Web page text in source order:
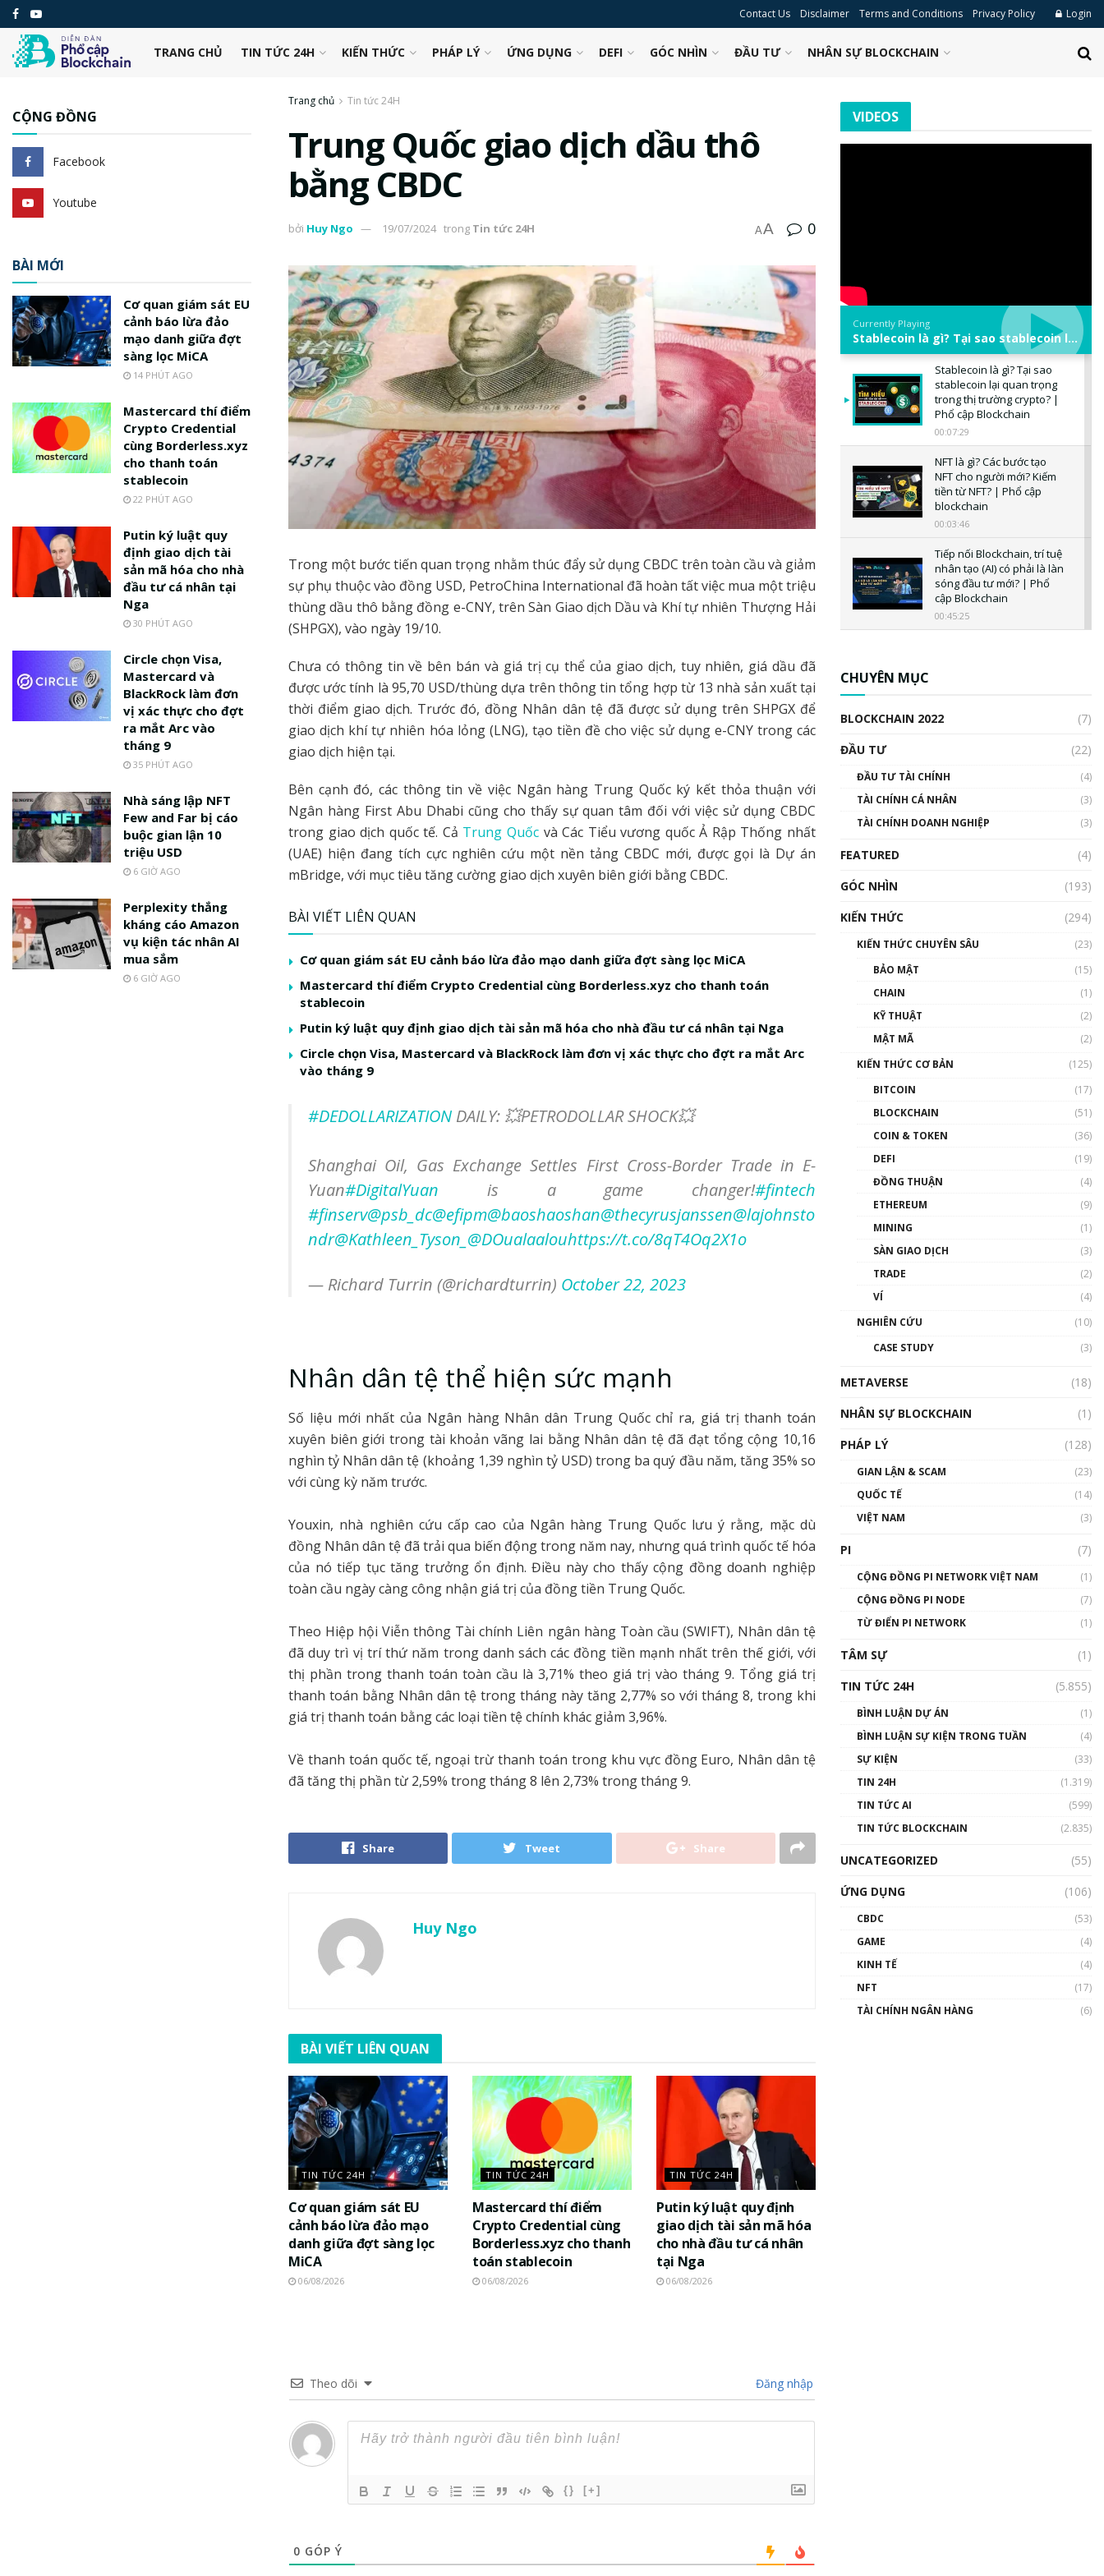
Contact Us Disclaimer Terms and Conditions Privacy Policy Login
TRANG CHỦ TIN TỨC 24H KIẾN THỨC PHÁP LÝ ỨNG DỤNG DEFI GÓC NHÌN ĐẦU TƯ NHÂN SỰ BLOCKCHAIN
Trang chủ Tin tức 24H
Trung Quốc giao dịch dầu thô
bằng CBDC
bởi Huy Ngo 19/07/2024 trong Tin tức 24H AA 0
Trong một bước tiến quan trọng nhằm thúc đẩy sử dụng CBDC trên toàn cầu và giảm
sự phụ thuộc vào đồng USD, PetroChina International đã hoàn tất việc mua một triệu
thùng dầu thô bằng đồng e-CNY, trên Sàn Giao dịch Dầu và Khí tự nhiên Thượng Hải
(SHPGX), vào ngày 19/10.
Chưa có thông tin về bên bán và giá trị cụ thể của giao dịch, tuy nhiên, giá dầu đã
được ước tính là 95,70 USD/thùng dựa trên thông tin tổng hợp từ 13 nhà sản xuất tại
thời điểm giao dịch. Trước đó, đồng Nhân dân tệ đã được sử dụng trên SHPGX để
giao dịch khí tự nhiên hóa lỏng (LNG), tạo tiền đề cho việc sử dụng e-CNY trong các
giao dịch hiện tại.
Bên cạnh đó, các thông tin về việc Ngân hàng Trung Quốc ký kết thỏa thuận với
Ngân hàng First Abu Dhabi cũng cho thấy sự quan tâm đối với việc sử dụng CBDC
trong giao dịch quốc tế. Cả Trung Quốcvà Các Tiểu vương quốc Ả Rập Thống nhất
(UAE) hiện đang tích cực nghiên cứu một nền tảng CBDC mới, được gọi là Dự án
mBridge, với mục tiêu tăng cường giao dịch xuyên biên giới bằng CBDC.
BÀI VIẾT LIÊN QUAN
Cơ quan giám sát EU cảnh báo lừa đảo mạo danh giữa đợt sàng lọc MiCA
Mastercard thí điểm Crypto Credential cùng Borderless.xyz cho thanh toán
stablecoin
Putin ký luật quy định giao dịch tài sản mã hóa cho nhà đầu tư cá nhân tại Nga
Circle chọn Visa, Mastercard và BlackRock làm đơn vị xác thực cho đợt ra mắt Arc
vào tháng 9
#DEDOLLARIZATION DAILY: 💥PETRODOLLAR SHOCK💥
Shanghai Oil, Gas Exchange Settles First Cross-Border Trade in E-
Yuan#DigitalYuan is a game changer!#fintech
#finserv@psb_dc@efipm@baoshaoshan@thecyrusjanssen@lajohnsto
ndr@Kathleen_Tyson_ @DOualaalouhttps://t.co/8qT4Oq2X1o
— Richard Turrin (@richardturrin) October 22, 2023
Nhân dân tệ thể hiện sức mạnh
Số liệu mới nhất của Ngân hàng Nhân dân Trung Quốc chỉ ra, giá trị thanh toán
xuyên biên giới trong tài khoản vãng lai bằng Nhân dân tệ đã đạt tổng cộng 10,16
nghìn tỷ Nhân dân tệ (khoảng 1,39 nghìn tỷ USD) trong ba quý đầu năm, tăng 35% so
với cùng kỳ năm trước.
Youxin, nhà nghiên cứu cấp cao của Ngân hàng Trung Quốc lưu ý rằng, mặc dù
đồng Nhân dân tệ đã trải qua biến động trong năm nay, nhưng quá trình quốc tế hóa
của nó tiếp tục tăng trưởng ổn định. Điều này cho thấy cộng đồng doanh nghiệp
toàn cầu ngày càng công nhận giá trị của đồng tiền Trung Quốc.
Theo Hiệp hội Viễn thông Tài chính Liên ngân hàng Toàn cầu (SWIFT), Nhân dân tệ
đã duy trì vị trí thứ năm trong danh sách các đồng tiền mạnh nhất trên thế giới, với
thị phần trong thanh toán toàn cầu là 3,71% theo giá trị vào tháng 9. Tổng giá trị
thanh toán bằng Nhân dân tệ trong tháng này tăng 2,77% so với tháng 8, trong khi
giá trị thanh toán bằng các loại tiền tệ chính khác giảm 3,96%.
Về thanh toán quốc tế, ngoại trừ thanh toán trong khu vực đồng Euro, Nhân dân tệ
đã tăng thị phần từ 2,59% trong tháng 8 lên 2,73% trong tháng 9.
Share Tweet Share
Huy Ngo
BÀI VIẾT LIÊN QUAN
TIN TỨC 24H
Cơ quan giám sát EU
cảnh báo lừa đảo mạo
danh giữa đợt sàng lọc
MiCA
06/08/2026
TIN TỨC 24H
Mastercard thí điểm
Crypto Credential cùng
Borderless.xyz cho thanh
toán stablecoin
06/08/2026
TIN TỨC 24H
Putin ký luật quy định
giao dịch tài sản mã hóa
cho nhà đầu tư cá nhân
tại Nga
06/08/2026
Theo dõi Đăng nhập
{} [+]
0 GÓP Ý
CỘNG ĐỒNG
Facebook
Youtube
BÀI MỚI
Cơ quan giám sát EU
cảnh báo lừa đảo
mạo danh giữa đợt
sàng lọc MiCA
14 PHÚT AGO
Mastercard thí điểm
Crypto Credential
cùng Borderless.xyz
cho thanh toán
stablecoin
22 PHÚT AGO
Putin ký luật quy
định giao dịch tài
sản mã hóa cho nhà
đầu tư cá nhân tại
Nga
30 PHÚT AGO
Circle chọn Visa,
Mastercard và
BlackRock làm đơn
vị xác thực cho đợt
ra mắt Arc vào
tháng 9
35 PHÚT AGO
Nhà sáng lập NFT
Few and Far bị cáo
buộc gian lận 10
triệu USD
6 GIỜ AGO
Perplexity thắng
kháng cáo Amazon
vụ kiện tác nhân AI
mua sắm
6 GIỜ AGO
VIDEOS
Currently Playing
Stablecoin là gì? Tại sao stablecoin lại quan trọng trong thị trường crypto? | Phổ cập Blockchain
Stablecoin là gì? Tại sao
stablecoin lại quan trọng
trong thị trường crypto? |
Phổ cập Blockchain
00:07:29
NFT là gì? Các bước tạo
NFT cho người mới? Kiếm
tiền từ NFT? | Phổ cập
blockchain
00:03:46
Tiếp nối Blockchain, trí tuệ
nhân tạo (AI) có phải là làn
sóng đầu tư mới? | Phổ
cập Blockchain
00:45:25
uptrend trong năm 2023? |
Phổ cập Blockchain
00:02:14
Nhìn lại năm 2022: Những
nhân vật ảnh hưởng nhất
hệ sinh thái tiền mã hoá |
Blockchain
Nhân sự tương lại ngành
Blockchain Việt Nam | Phổ
cập Blockchain
Blockchain đang được ứng
01:34:46
01:32:59
Talkshow17: Mùa đông
Crypto – Chiếc khăn gió ấm
01:49:30
Talkshow 14: MemeCoin –
CHUYÊN MỤC
BLOCKCHAIN 2022
(7)
ĐẦU TƯ
(22)
ĐẦU TƯ TÀI CHÍNH
(4)
TÀI CHÍNH CÁ NHÂN
(3)
TÀI CHÍNH DOANH NGHIỆP
(3)
FEATURED
(4)
GÓC NHÌN
(193)
KIẾN THỨC
(294)
KIẾN THỨC CHUYÊN SÂU
(23)
BẢO MẬT
(15)
CHAIN
(1)
KỸ THUẬT
(2)
MẬT MÃ
(2)
KIẾN THỨC CƠ BẢN
(125)
BITCOIN
(17)
BLOCKCHAIN
(51)
COIN & TOKEN
(36)
DEFI
(19)
ĐỒNG THUẬN
(4)
ETHEREUM
(9)
MINING
(1)
SÀN GIAO DỊCH
(3)
TRADE
(2)
VÍ
(4)
NGHIÊN CỨU
(10)
CASE STUDY
(3)
METAVERSE
(18)
NHÂN SỰ BLOCKCHAIN
(1)
PHÁP LÝ
(128)
GIAN LẬN & SCAM
(23)
QUỐC TẾ
(14)
VIỆT NAM
(3)
PI (7)
CỘNG ĐỒNG PI NETWORK VIỆT NAM
(1)
CỘNG ĐỒNG PI NODE
(7)
TỪ ĐIỂN PI NETWORK
(1)
TÂM SỰ
(1)
TIN TỨC 24H
(5.855)
BÌNH LUẬN DỰ ÁN
(1)
BÌNH LUẬN SỰ KIỆN TRONG TUẦN
(4)
SỰ KIỆN
(33)
TIN 24H
(1.319)
TIN TỨC AI
(599)
TIN TỨC BLOCKCHAIN
(2.835)
UNCATEGORIZED
(55)
ỨNG DỤNG
(106)
CBDC
(53)
GAME
(4)
KINH TẾ
(4)
NFT
(17)
TÀI CHÍNH NGÂN HÀNG
(6)